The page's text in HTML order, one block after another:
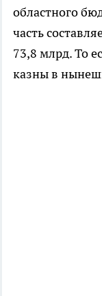
областного
часть
73,8 млрд. То
казны в